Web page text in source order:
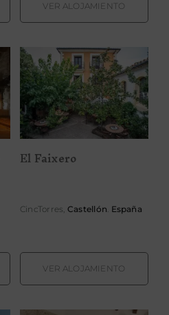
VER ALOJAMIENTO
El Faixero
El Faixero
CincTorres, Castellón. España
VER ALOJAMIENTO